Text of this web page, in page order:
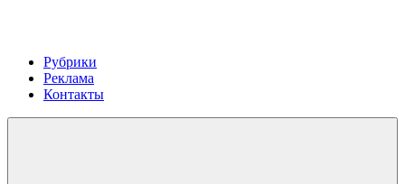
Рубрики
Реклама
Контакты